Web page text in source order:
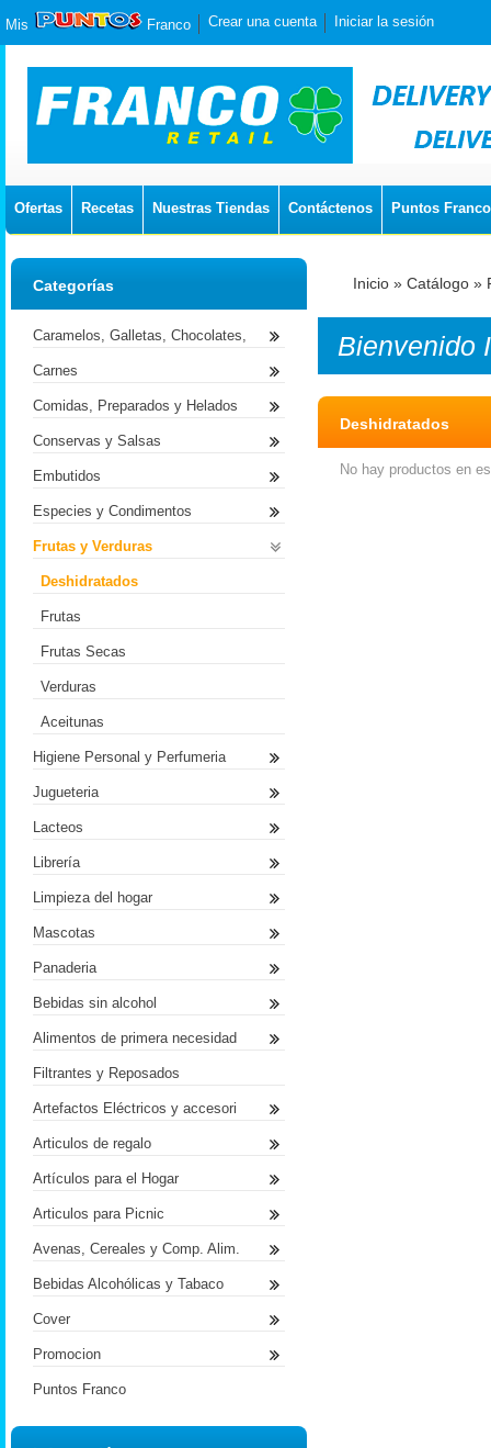
Mis Franco Crear una cuenta Iniciar la sesión
Ofertas Recetas Nuestras Tiendas Contáctenos Puntos Franco
Inicio » Catálogo »
Bienvenido
Deshidratados
No hay productos en
Categorías
Caramelos, Galletas, Chocolates,
Carnes
Comidas, Preparados y Helados
Conservas y Salsas
Embutidos
Especies y Condimentos
Frutas y Verduras
Deshidratados
Frutas
Frutas Secas
Verduras
Aceitunas
Higiene Personal y Perfumeria
Jugueteria
Lacteos
Librería
Limpieza del hogar
Mascotas
Panaderia
Bebidas sin alcohol
Alimentos de primera necesidad
Filtrantes y Reposados
Artefactos Eléctricos y accesori
Articulos de regalo
Artículos para el Hogar
Articulos para Picnic
Avenas, Cereales y Comp. Alim.
Bebidas Alcohólicas y Tabaco
Cover
Promocion
Puntos Franco